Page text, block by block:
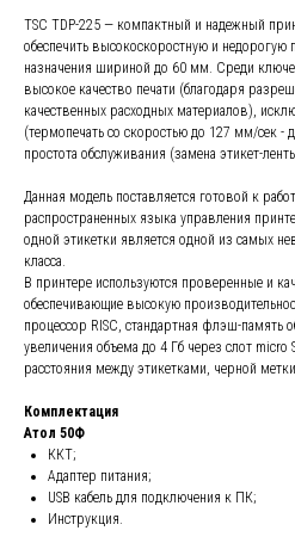
TSC TDP-225 — компактный и надежный
обеспечить высокоскоростную и недорогую
назначения шириной до 60 мм. Среди
высокое качество печати (благодаря
качественных расходных материалов),
(термопечать со скоростью до 127 мм/сек -
простота обслуживания (замена этикет-
Данная модель поставляется готовой к
распространенных языка управления
одной этикетки является одной из самых
класса.
В принтере используются проверенные и
обеспечивающие высокую
процессор RISC, стандартная флэш-
увеличения объема до 4 Гб через слот micro
расстояния между этикетками, черной
Комплектация
Атол 50Ф
ККТ;
Адаптер питания;
USB кабель для подключения к ПК;
Инструкция.